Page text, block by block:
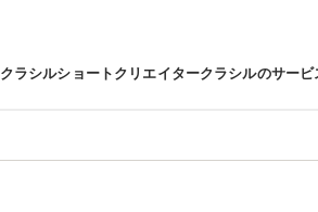
クラシルショートクリエイタークラシルのサービ